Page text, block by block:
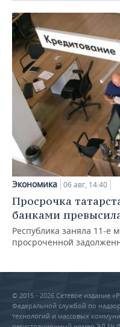
Экономика 06 авг, 14:40
Просрочка
банками
Республика заняла 11-е
просроченной
© 2015 - 2026 Сетевое издание
Федеральной службой по
технологий и массовых